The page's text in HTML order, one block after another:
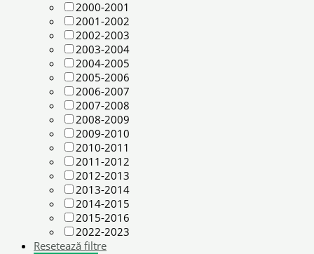
2000-2001
2001-2002
2002-2003
2003-2004
2004-2005
2005-2006
2006-2007
2007-2008
2008-2009
2009-2010
2010-2011
2011-2012
2012-2013
2013-2014
2014-2015
2015-2016
2022-2023
Resetează filtre